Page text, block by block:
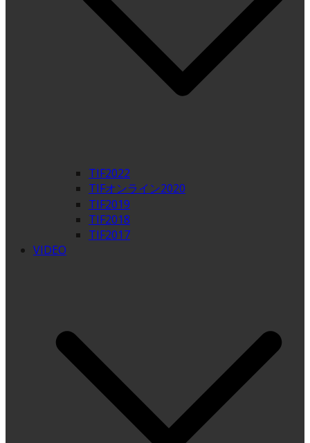
TIF2022
TIFオンライン2020
TIF2019
TIF2018
TIF2017
VIDEO